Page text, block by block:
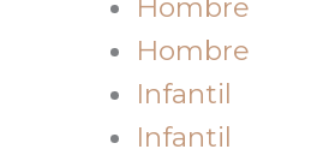
Hombre
Hombre
Infantil
Infantil